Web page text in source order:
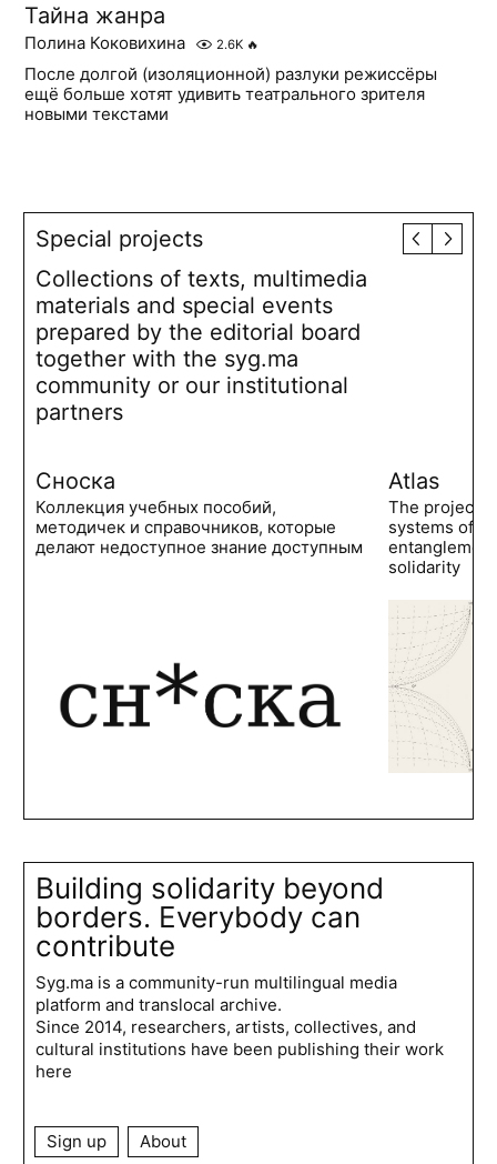
Тайна жанра
Полина Коковихина 2.6K 🔥
После долгой (изоляционной) разлуки режиссёры
ещё больше хотят удивить театрального зрителя
новыми текстами
Special projects
Collections of texts, multimedia
materials and special events
prepared by the editorial board
together with the syg.ma
community or our institutional
partners
Сноска
Коллекция учебных пособий,
методичек и справочников, которые
делают недоступное знание доступным
Atlas
The project
systems of
solidarity
Building solidarity beyond
borders. Everybody can
contribute
Syg.ma is a community-run multilingual media
platform and translocal archive.
Since 2014, researchers, artists, collectives, and
cultural institutions have been publishing their work
here
Sign up About